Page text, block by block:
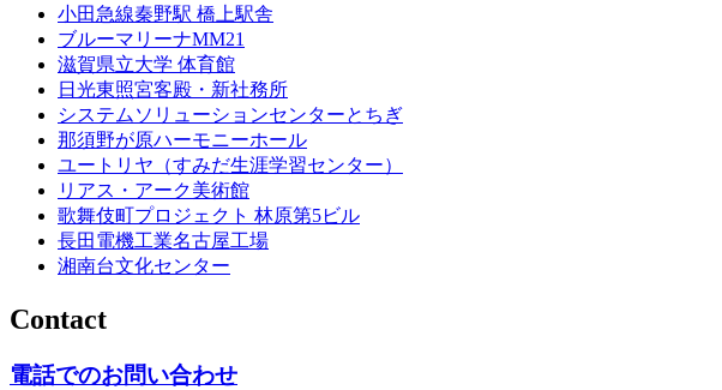
小田急線秦野駅 橋上駅舎
ブルーマリーナMM21
滋賀県立大学 体育館
日光東照宮客殿・新社務所
システムソリューションセンターとちぎ
那須野が原ハーモニーホール
ユートリヤ（すみだ生涯学習センター）
リアス・アーク美術館
歌舞伎町プロジェクト 林原第5ビル
長田電機工業名古屋工場
湘南台文化センター
Contact
電話でのお問い合わせ